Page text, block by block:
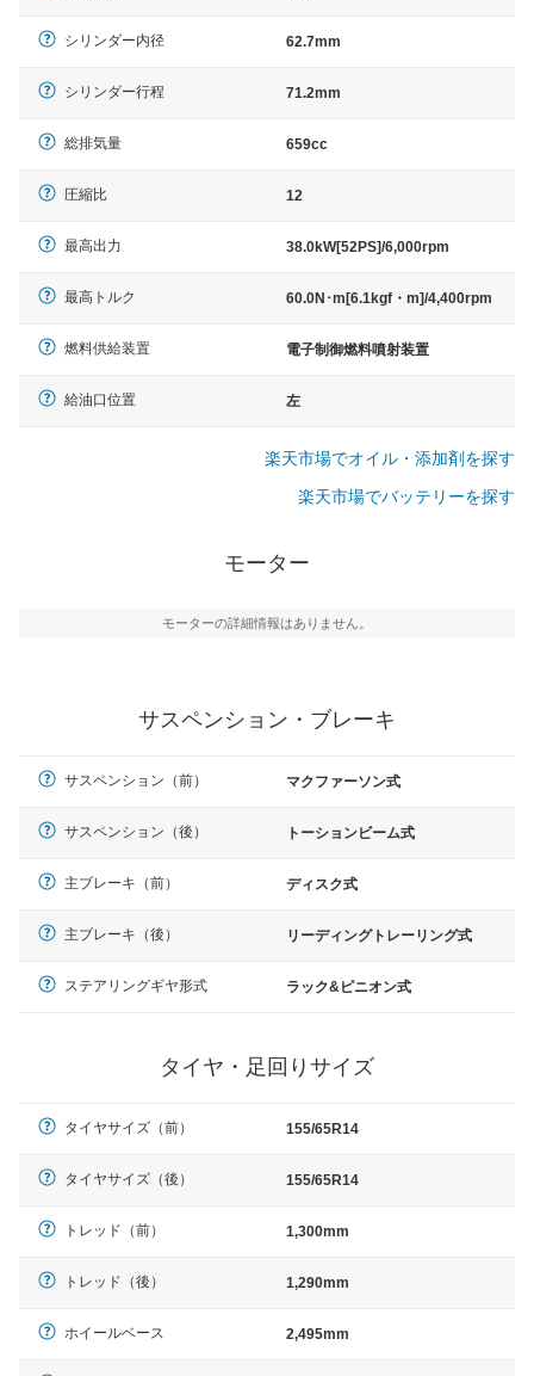
シリンダー内径 62.7mm
シリンダー行程 71.2mm
総排気量 659cc
圧縮比 12
最高出力 38.0kW[52PS]/6,000rpm
最高トルク 60.0N･m[6.1kgf・m]/4,400rpm
燃料供給装置 電子制御燃料噴射装置
給油口位置 左
楽天市場でオイル・添加剤を探す
楽天市場でバッテリーを探す
モーター
モーターの詳細情報はありません。
サスペンション・ブレーキ
サスペンション（前） マクファーソン式
サスペンション（後） トーションビーム式
主ブレーキ（前） ディスク式
主ブレーキ（後） リーディングトレーリング式
ステアリングギヤ形式 ラック&ピニオン式
タイヤ・足回りサイズ
タイヤサイズ（前） 155/65R14
タイヤサイズ（後） 155/65R14
トレッド（前） 1,300mm
トレッド（後） 1,290mm
ホイールベース 2,495mm